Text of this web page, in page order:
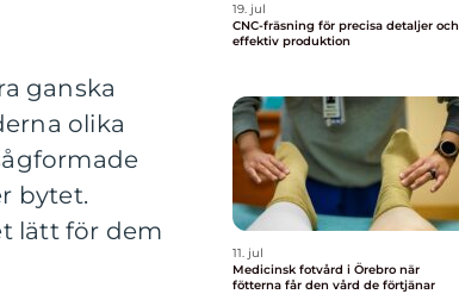
ganska
olika
bytet.
lätt för dem
19. jul
CNC-fräsning för precisa detaljer och
effektiv produktion
11. jul
Medicinsk fotvård i Örebro när
fötterna får den vård de förtjänar